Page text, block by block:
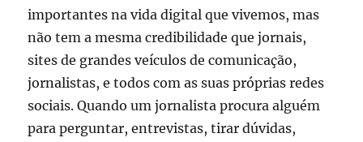
importantes na vida digital que vivemos, mas
não tem a mesma credibilidade que jornais,
sites de grandes veículos de comunicação,
jornalistas, e todos com as suas próprias redes
sociais. Quando um jornalista procura alguém
para perguntar, entrevistas, tirar dúvidas,